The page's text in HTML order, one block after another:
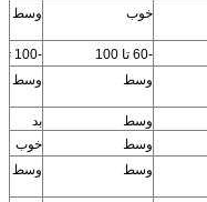
خوب وسط
-60 تا 100
-100 تا 100
وسط وسط
وسط
بد
وسط
خوب
وسط وسط